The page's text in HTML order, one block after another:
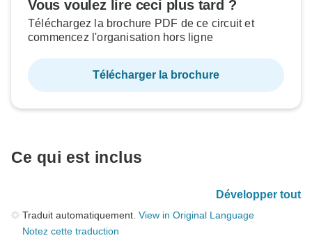
Vous voulez lire ceci plus tard ?
Téléchargez la brochure PDF de ce circuit et
commencez l'organisation hors ligne
Télécharger la brochure
Ce qui est inclus
Développer tout
Traduit automatiquement. View in Original Language
Notez cette traduction